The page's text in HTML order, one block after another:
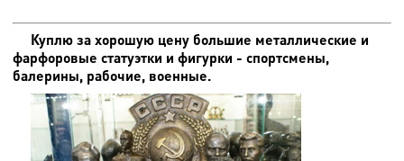
Куплю за хорошую цену большие металлические и
фарфоровые статуэтки и фигурки - спортсмены,
балерины, рабочие, военные.